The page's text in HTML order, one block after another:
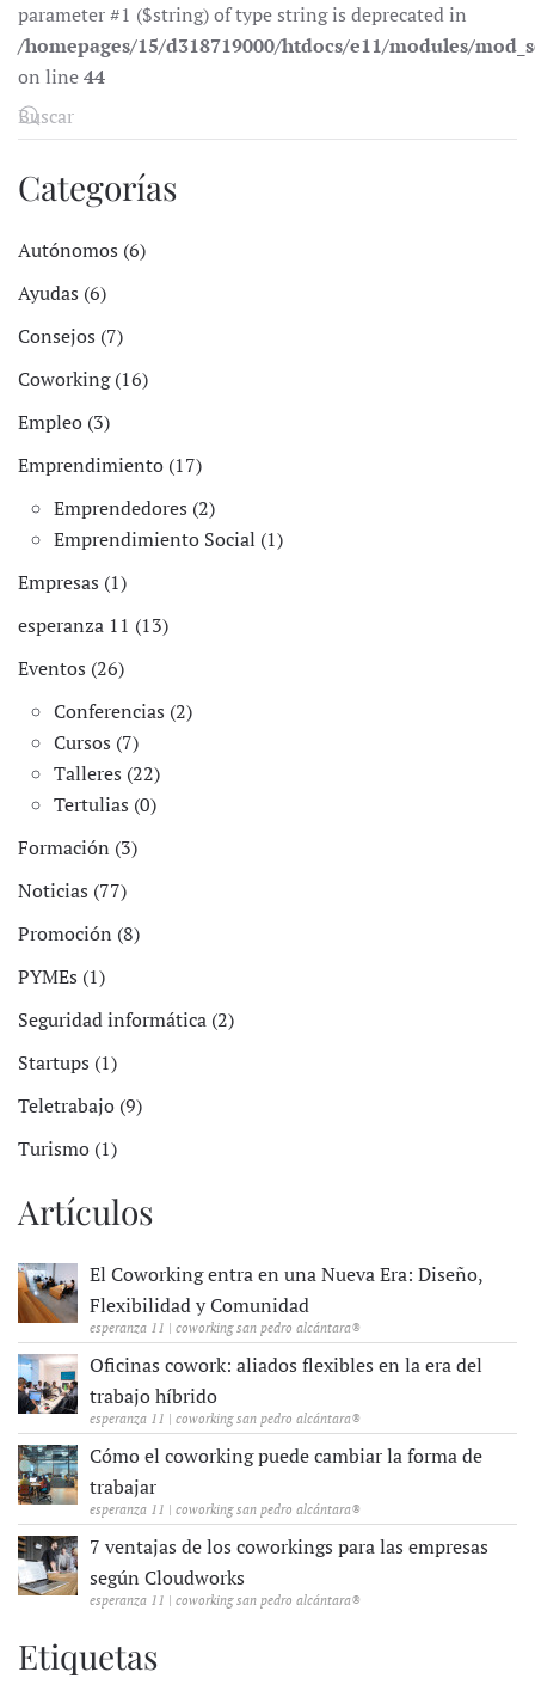
parameter #1 ($string) of type string is deprecated in
/homepages/15/d318719000/htdocs/e11/modules/
on line44
Categorías
Autónomos (6)
Ayudas (6)
Consejos (7)
Coworking (16)
Empleo (3)
Emprendimiento (17)
Emprendedores (2)
Emprendimiento Social (1)
Empresas (1)
esperanza 11 (13)
Eventos (26)
Conferencias (2)
Cursos (7)
Talleres (22)
Tertulias (0)
Formación (3)
Noticias (77)
Promoción (8)
PYMEs (1)
Seguridad informática (2)
Startups (1)
Teletrabajo (9)
Turismo (1)
Artículos
El Coworking entra en una Nueva Era: Diseño,
Flexibilidad y Comunidad
esperanza 11 | coworking san pedro alcántara®
Oficinas cowork: aliados flexibles en la era del
trabajo híbrido
esperanza 11 | coworking san pedro alcántara®
Cómo el coworking puede cambiar la forma de
trabajar
esperanza 11 | coworking san pedro alcántara®
7 ventajas de los coworkings para las empresas
según Cloudworks
esperanza 11 | coworking san pedro alcántara®
Etiquetas